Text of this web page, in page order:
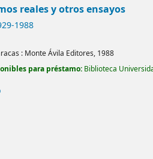
reales y otros ensayos
1988
: Monte Ávila Editores, 1988
para préstamo: Biblioteca